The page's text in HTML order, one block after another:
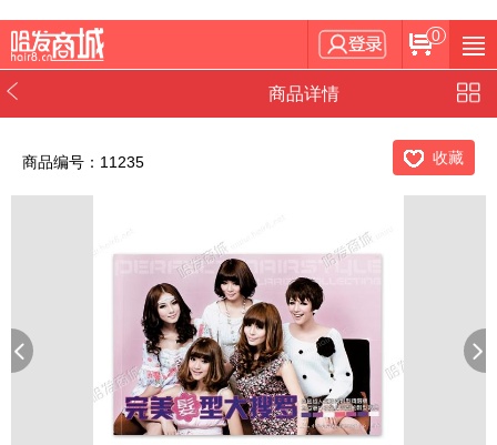
0
商品详情
商品编号：11235 收藏